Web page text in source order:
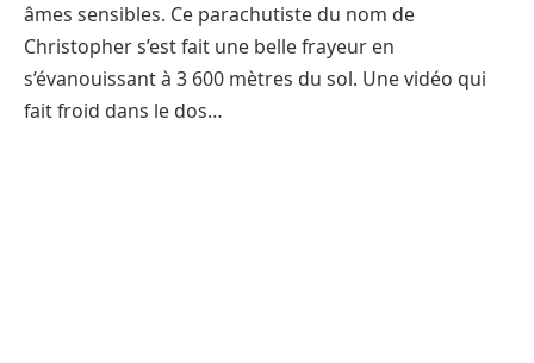
âmes sensibles. Ce parachutiste du nom de
Christopher s’est fait une belle frayeur en
s’évanouissant à 3 600 mètres du sol. Une vidéo qui
fait froid dans le dos…